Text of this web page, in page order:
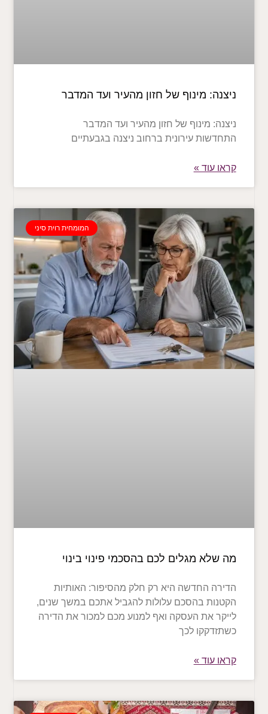
ניצנה: מינוף של חזון מהעיר ועד המדבר
ניצנה: מינוף של חזון מהעיר ועד המדבר
התחדשות עירונית ברחוב ניצנה בגבעתיים
קראו עוד »
המומחית רוית סיני
מה שלא מגלים לכם בהסכמי פינוי בינוי
הדירה החדשה היא רק חלק מהסיפור: האותיות
הקטנות בהסכם עלולות להגביל אתכם במשך שנים,
לייקר את העסקה ואף למנוע מכם למכור את הדירה
כשתזדקקו לכך
קראו עוד »